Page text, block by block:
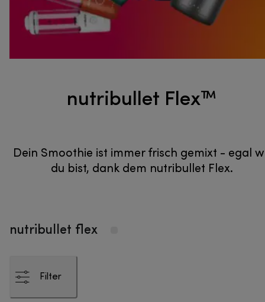
nutribullet Flex™
Dein Smoothie ist immer frisch gemixt - egal
du bist, dank dem nutribullet Flex.
nutribullet flex
Filter